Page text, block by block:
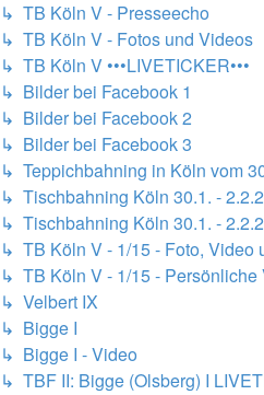
↳ TB Köln V - Presseecho
↳ TB Köln V - Fotos und Videos
↳ TB Köln V •••LIVETICKER•••
↳ Bilder bei Facebook 1
↳ Bilder bei Facebook 2
↳ Bilder bei Facebook 3
↳ Teppichbahning in Köln vom
↳ Tischbahning Köln 30.1. -
↳ Tischbahning Köln 30.1. -
↳ TB Köln V - 1/15 - Foto, Video
↳ TB Köln V - 1/15 - Persönliche
↳ Velbert IX
↳ Bigge I
↳ Bigge I - Video
↳ TBF II: Bigge (Olsberg) I